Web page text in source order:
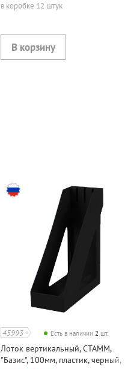
в коробке 12 штук
45993 Есть в наличии2 шт.
Лоток вертикальный, СТАММ,
"Базис", 100мм, пластик, черный,